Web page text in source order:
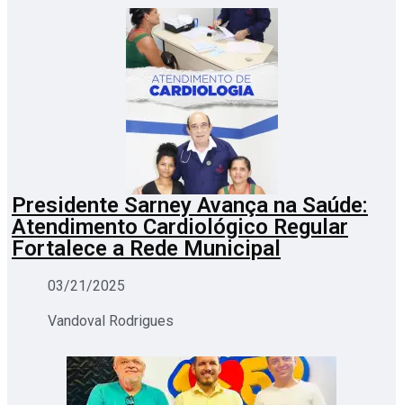
Presidente Sarney Avança na Saúde:
Atendimento Cardiológico Regular
Fortalece a Rede Municipal
03/21/2025
Vandoval Rodrigues